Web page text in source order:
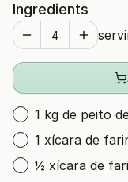
Ingredients
1 kg de peito
1 xícara de
½ xícara de